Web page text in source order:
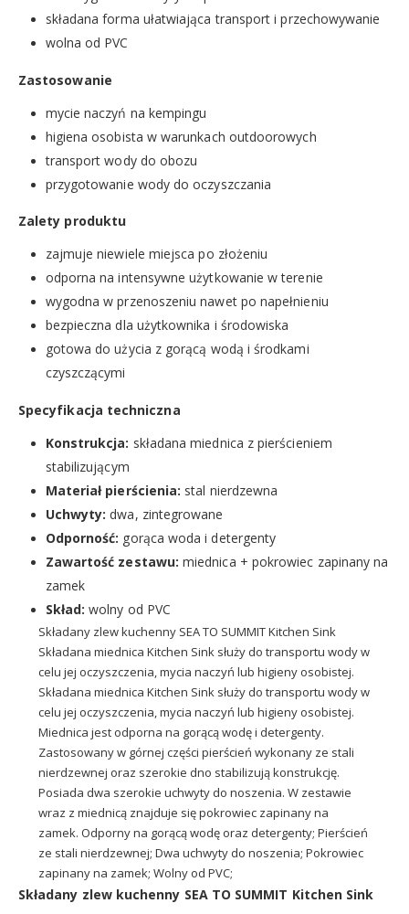
składana forma ułatwiająca transport i przechowywanie
wolna od PVC
Zastosowanie
mycie naczyń na kempingu
higiena osobista w warunkach outdoorowych
transport wody do obozu
przygotowanie wody do oczyszczania
Zalety produktu
zajmuje niewiele miejsca po złożeniu
odporna na intensywne użytkowanie w terenie
wygodna w przenoszeniu nawet po napełnieniu
bezpieczna dla użytkownika i środowiska
gotowa do użycia z gorącą wodą i środkami
czyszczącymi
Specyfikacja techniczna
Konstrukcja: składana miednica z pierścieniem
stabilizującym
Materiał pierścienia: stal nierdzewna
Uchwyty: dwa, zintegrowane
Odporność: gorąca woda i detergenty
Zawartość zestawu: miednica + pokrowiec zapinany na
zamek
Skład: wolny od PVC
Składany zlew kuchenny SEA TO SUMMIT Kitchen Sink
Składana miednica Kitchen Sink służy do transportu wody w
celu jej oczyszczenia, mycia naczyń lub higieny osobistej.
Składana miednica Kitchen Sink służy do transportu wody w
celu jej oczyszczenia, mycia naczyń lub higieny osobistej.
Miednica jest odporna na gorącą wodę i detergenty.
Zastosowany w górnej części pierścień wykonany ze stali
nierdzewnej oraz szerokie dno stabilizują konstrukcję.
Posiada dwa szerokie uchwyty do noszenia. W zestawie
wraz z miednicą znajduje się pokrowiec zapinany na
zamek. Odporny na gorącą wodę oraz detergenty; Pierścień
ze stali nierdzewnej; Dwa uchwyty do noszenia; Pokrowiec
zapinany na zamek; Wolny od PVC;
Składany zlew kuchenny SEA TO SUMMIT Kitchen Sink